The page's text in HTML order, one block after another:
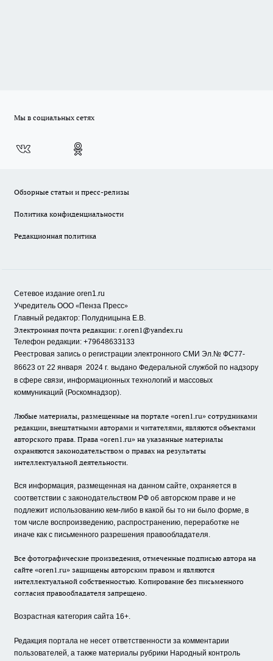
Мы в социальных сетях
Обзорные статьи и пресс-релизы
Политика конфиденциальности
Редакционная политика
Сетевое издание oren1.ru
Учредитель ООО «Пенза Пресс»
Главный редактор: Полудницына Е.В.
Электронная почта редакции: r.oren1@yandex.ru
Телефон редакции: +79648633133
Реестровая запись о регистрации электронного СМИ Эл.№ ФС77-
86623 от 22 января 2024 г. выдано Федеральной службой по надзору
в сфере связи, информационных технологий и массовых
коммуникаций (Роскомнадзор).
Любые материалы, размещенные на портале «oren1.ru» сотрудниками
редакции, внештатными авторами и читателями, являются объектами
авторского права. Права «oren1.ru» на указанные материалы
охраняются законодательством о правах на результаты
интеллектуальной деятельности.
Вся информация, размещенная на данном сайте, охраняется в
соответствии с законодательством РФ об авторском праве и не
подлежит использованию кем-либо в какой бы то ни было форме, в
том числе воспроизведению, распространению, переработке не
иначе как с письменного разрешения правообладателя.
Все фотографические произведения, отмеченные подписью автора на
сайте «oren1.ru» защищены авторским правом и являются
интеллектуальной собственностью. Копирование без письменного
согласия правообладателя запрещено.
Возрастная категория сайта 16+.
Редакция портала не несет ответственности за комментарии
пользователей, а также материалы рубрики Народный контроль